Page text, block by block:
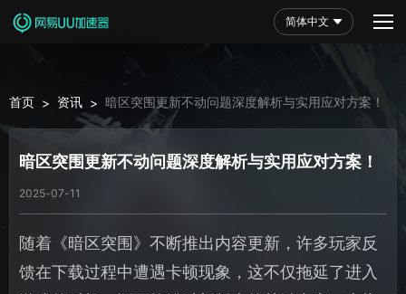
简体中文
首页 > 资讯 > 暗区突围更新不动问题深度解析与实用应对方案！
暗区突围更新不动问题深度解析与实用应对方案！
2025-07-11
随着《暗区突围》不断推出内容更新，许多玩家反
馈在下载过程中遭遇卡顿现象，这不仅拖延了进入